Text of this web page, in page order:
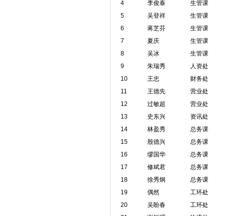
4
李俊泰
生管课
5
吴登祥
生管课
6
蒋芝芬
生管课
7
夏庆
生管课
8
吴冰
生管课
9
朱瑞秀
人资处
10
王忠
财务处
11
王德先
营业处
12
过敏超
营业处
13
史东兴
资讯处
14
林盈秀
总务课
15
殷德兴
总务课
16
缪国华
总务课
17
修斌君
总务课
18
徐秀炯
总务课
19
偶然
工环处
20
吴盼春
工环处